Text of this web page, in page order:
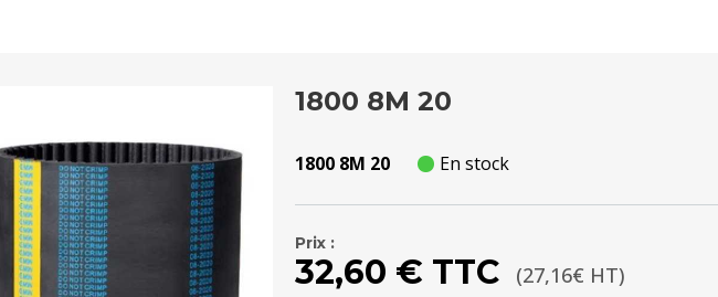
1800 8M 20
1800 8M 20 En stock
Prix :
32,60 € TTC (27,16€ HT)